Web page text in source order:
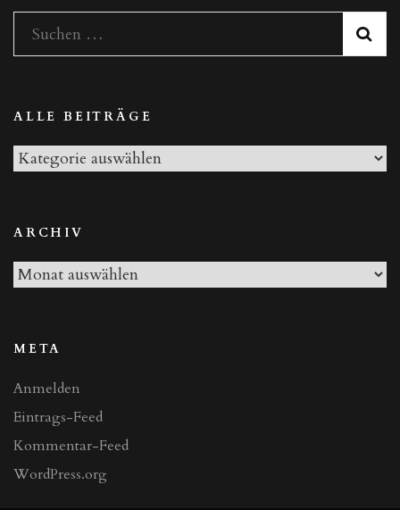
Suchen
nach:
ALLE BEITRÄGE
Alle
ARCHIV
Archiv
META
Anmelden
Eintrags-Feed
Kommentar-Feed
WordPress.org